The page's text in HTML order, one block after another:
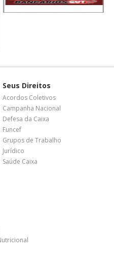
Seus Direitos
Acordos Coletivos
Campanha Nacional
Defesa da Caixa
Funcef
Grupos de Trabalho
Jurídico
Saúde Caixa